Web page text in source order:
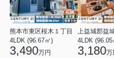
熊本市東区桜木１丁目
4LDK (96.67㎡)
3,490万円
4LDK (96.05
3,180万